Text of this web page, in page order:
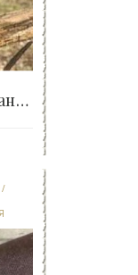
FN Five-seveN: почему американцы пытались..
/